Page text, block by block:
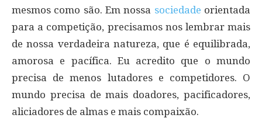
mesmos como são. Em nossa sociedade orientada
para a competição, precisamos nos lembrar mais
de nossa verdadeira natureza, que é equilibrada,
amorosa e pacífica. Eu acredito que o mundo
precisa de menos lutadores e competidores. O
mundo precisa de mais doadores, pacificadores,
aliciadores de almas e mais compaixão.